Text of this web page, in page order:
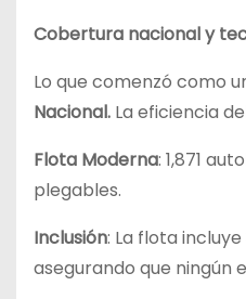
Cobertura nacional y
Lo que comenzó como
Nacional. La eficiencia
Flota Moderna: 1,871
plegables.
Inclusión: La flota
asegurando que ningún